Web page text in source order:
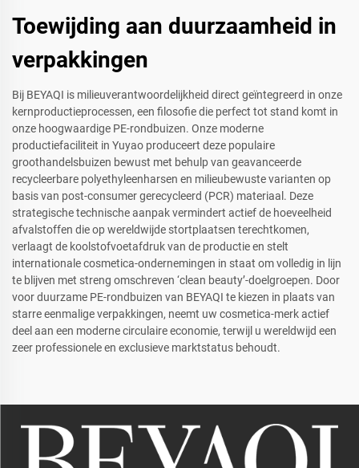
Toewijding aan duurzaamheid in
verpakkingen
Bij BEYAQI is milieuverantwoordelijkheid direct geïntegreerd in onze
kernproductieprocessen, een filosofie die perfect tot stand komt in
onze hoogwaardige PE-rondbuizen. Onze moderne
productiefaciliteit in Yuyao produceert deze populaire
groothandelsbuizen bewust met behulp van geavanceerde
recycleerbare polyethyleenharsen en milieubewuste varianten op
basis van post-consumer gerecycleerd (PCR) materiaal. Deze
strategische technische aanpak vermindert actief de hoeveelheid
afvalstoffen die op wereldwijde stortplaatsen terechtkomen,
verlaagt de koolstofvoetafdruk van de productie en stelt
internationale cosmetica-ondernemingen in staat om volledig in lijn
te blijven met streng omschreven ‘clean beauty’-doelgroepen. Door
voor duurzame PE-rondbuizen van BEYAQI te kiezen in plaats van
starre eenmalige verpakkingen, neemt uw cosmetica-merk actief
deel aan een moderne circulaire economie, terwijl u wereldwijd een
zeer professionele en exclusieve marktstatus behoudt.